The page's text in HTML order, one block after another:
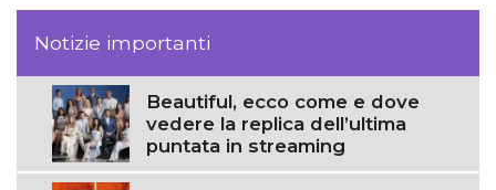
Notizie importanti
Beautiful, ecco come e dove
vedere la replica dell’ultima
puntata in streaming